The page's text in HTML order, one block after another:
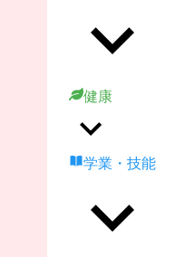
健康
学業・技能